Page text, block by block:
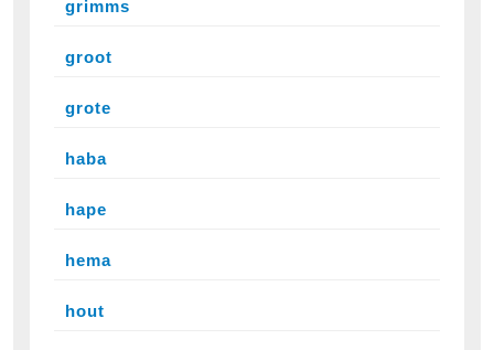
grimms
groot
grote
haba
hape
hema
hout